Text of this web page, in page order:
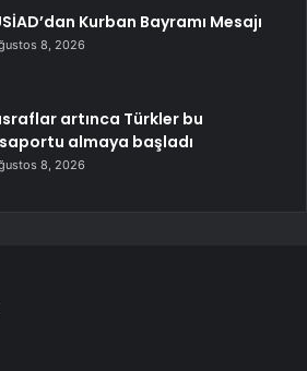
Kurban Bayramı Mesajı
8, 2026
artınca Türkler bu
almaya başladı
8, 2026